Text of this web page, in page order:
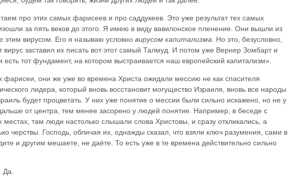
про этих самых фарисеев и про саддукеев. Это уже результат тех самых
за пять веков до этого. Я имею в виду вавилонское пленение. Они вышли из
этим вирусом. Его я называю условновирусом капитализма . Но это, безусловно,
вирус заставил их писать вот этот самый Талмуд. И потом уже Вернер Зомбарт и
есть тот фундамент, на котором выстраивается наш европейский капитализм».
фарисеи, они же уже во времена Христа ожидали мессию не как спасителя
лидера, который вновь восстановит могущество Израиля, вновь все народы
будет процветать. У них уже понятие о мессии были сильно искажено, но не у
от центра, тем менее засорено у людей понятие. Например, в беседе с
местах, там люди настолько слышали слова Христовы, и сразу откликались, а
черствы. Господь, обличая их, однажды сказал, что взяли ключ разумения, сами в
и другим мешаете, не даёте. То есть уже в те времена действительно сильно
Да.